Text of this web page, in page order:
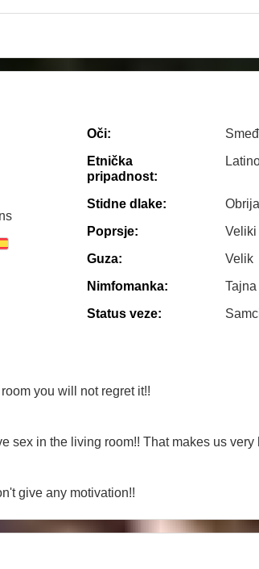
Oči:
Etnička
pripadnost:
Stidne dlake:
Poprsje:
Veliki
Guza:
Velik
Nimfomanka:
Tajna
Status veze:
you will not regret it!!
sex in the living room!! That makes us very
give any motivation!!